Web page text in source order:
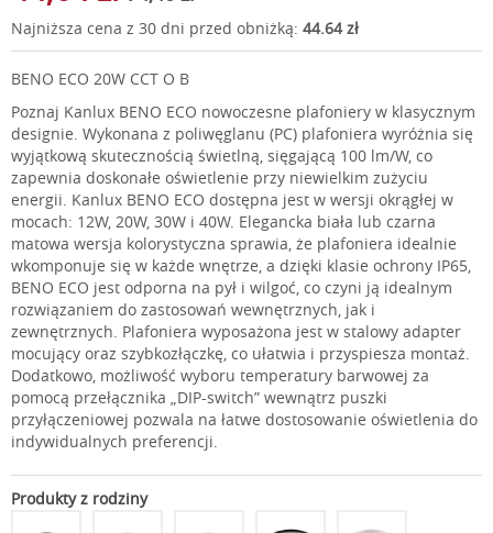
Najniższa cena z 30 dni przed obniżką: 44.64 zł
BENO ECO 20W CCT O B
Poznaj Kanlux BENO ECO nowoczesne plafoniery w klasycznym
designie. Wykonana z poliwęglanu (PC) plafoniera wyróżnia się
wyjątkową skutecznością świetlną, sięgającą 100 lm/W, co
zapewnia doskonałe oświetlenie przy niewielkim zużyciu
energii. Kanlux BENO ECO dostępna jest w wersji okrągłej w
mocach: 12W, 20W, 30W i 40W. Elegancka biała lub czarna
matowa wersja kolorystyczna sprawia, że plafoniera idealnie
wkomponuje się w każde wnętrze, a dzięki klasie ochrony IP65,
BENO ECO jest odporna na pył i wilgoć, co czyni ją idealnym
rozwiązaniem do zastosowań wewnętrznych, jak i
zewnętrznych. Plafoniera wyposażona jest w stalowy adapter
mocujący oraz szybkozłączkę, co ułatwia i przyspiesza montaż.
Dodatkowo, możliwość wyboru temperatury barwowej za
pomocą przełącznika „DIP-switch” wewnątrz puszki
przyłączeniowej pozwala na łatwe dostosowanie oświetlenia do
indywidualnych preferencji.
Produkty z rodziny